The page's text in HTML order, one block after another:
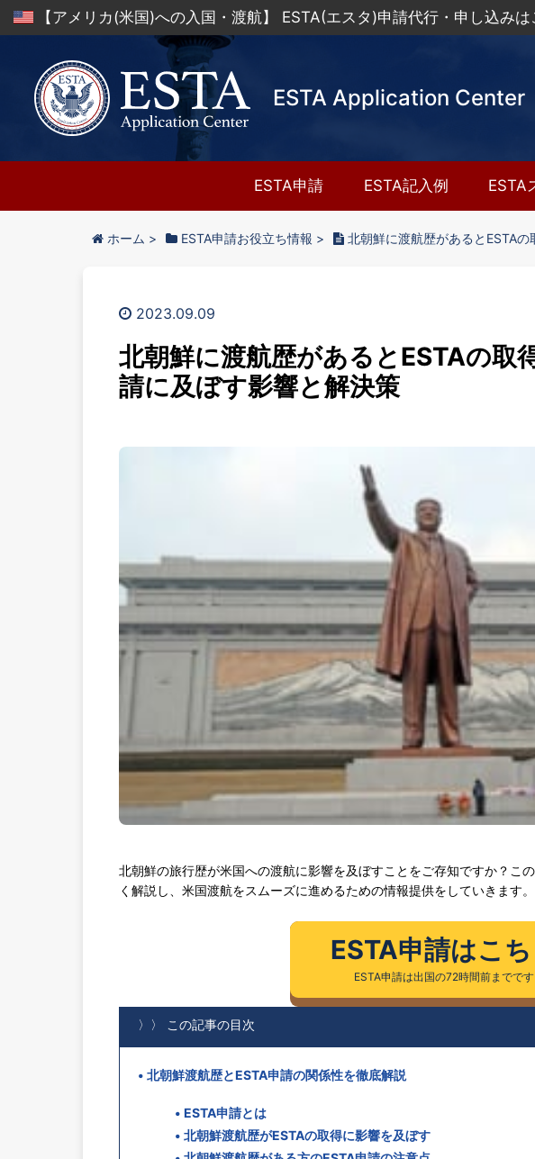
【アメリカ(米国)への入国・渡航】 ESTA(エスタ)申請代行・申し込みは
ESTA Application Center
ESTA申請 ESTA記入例 ESTA
ホーム > ESTA申請お役立ち情報 > 北朝鮮に渡航歴があるとESTA
2023.09.09
北朝鮮に渡航歴があるとESTAの取
請に及ぼす影響と解決策
北朝鮮の旅行歴が米国への渡航に影響を及ぼすことをご存知ですか？こ
く解説し、米国渡航をスムーズに進めるための情報提供をしていきます。
ESTA申請はこち
ESTA申請は出国の72時間前までです
〉〉 この記事の目次
北朝鮮渡航歴とESTA申請の関係性を徹底解説
ESTA申請とは
北朝鮮渡航歴がESTAの取得に影響を及ぼす